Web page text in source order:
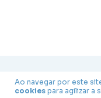
Ao navegar por este
cookies para agilizar a